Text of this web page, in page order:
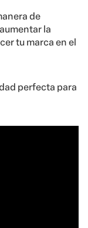
de
la
tu marca en el
perfecta para